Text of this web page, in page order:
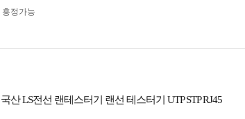
흥정가능
국산 LS전선 랜테스터기 랜선 테스터기 UTP STP RJ45